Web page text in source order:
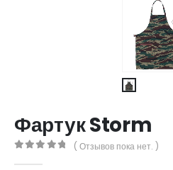
Фартук Storm
( Отзывов пока нет. )